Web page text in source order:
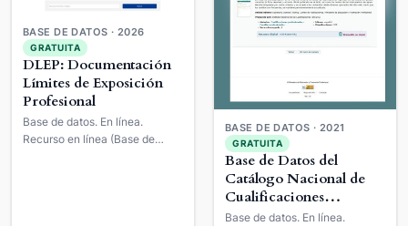
BASE DE DATOS · 2026
GRATUITA
DLEP: Documentación
Límites de Exposición
Profesional
Base de datos. En línea.
Recurso en línea (Base de
BASE DE DATOS · 2021
GRATUITA
Base de Datos del
Catálogo Nacional de
Cualificaciones
Profesionales
Base de datos. En línea.